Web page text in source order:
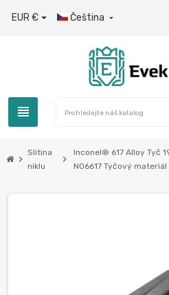
EUR € Čeština 
view_headline
chevron_right
Slitina
niklu
chevron_right
Inconel® 617 Alloy Tyč
N06617 Tyčový materiál